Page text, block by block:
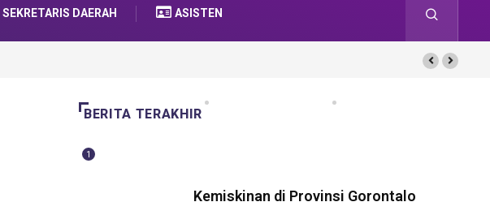
SEKRETARIS DAERAH ASISTEN
BERITA TERAKHIR
1
Kemiskinan di Provinsi Gorontalo